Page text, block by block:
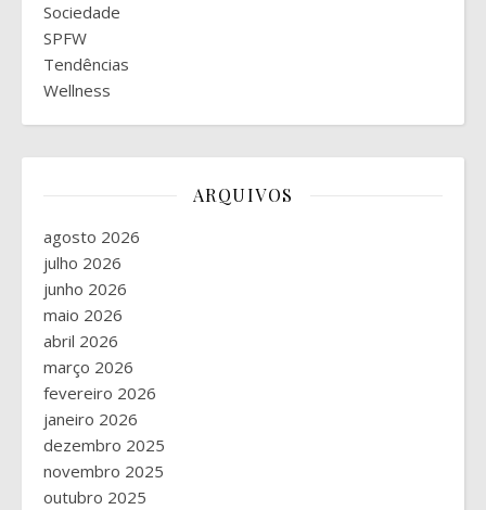
Sociedade
SPFW
Tendências
Wellness
ARQUIVOS
agosto 2026
julho 2026
junho 2026
maio 2026
abril 2026
março 2026
fevereiro 2026
janeiro 2026
dezembro 2025
novembro 2025
outubro 2025